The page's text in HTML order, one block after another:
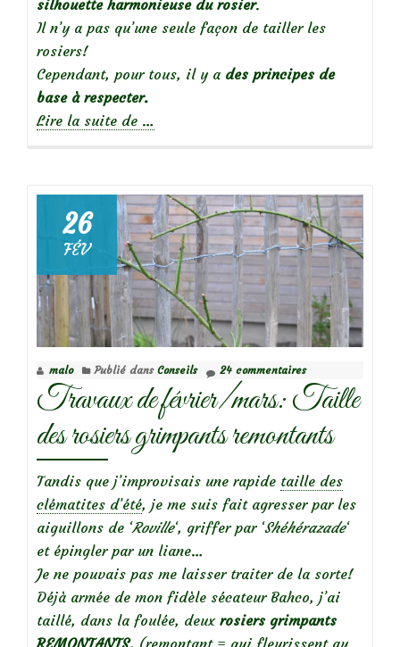
silhouette harmonieuse du rosier.
Il n’y a pas qu’une seule façon de tailler les
rosiers!
Cependant, pour tous, il y a des principes de
base à respecter.
Lire la suite de à
pour
bien
tailler
vos
rosiers
…
26
FÉV
malo Publié dans Conseils 24 commentaires
Travaux de février/mars: Taille
des rosiers grimpants remontants
Tandis que j’improvisais une rapide taille des
clématites d’été, je me suis fait agresser par les
aiguillons de ‘Roville‘, griffer par ‘Shéhérazade‘
et épingler par un liane…
Je ne pouvais pas me laisser traiter de la sorte!
Déjà armée de mon fidèle sécateur Bahco, j’ai
taillé, dans la foulée, deux rosiers grimpants
REMONTANTS. (remontant = qui fleurissent au